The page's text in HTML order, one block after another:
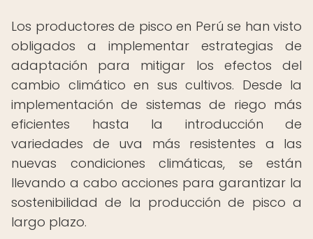
Los productores de pisco en Perú se han visto
obligados a implementar estrategias de
adaptación para mitigar los efectos del
cambio climático en sus cultivos. Desde la
implementación de sistemas de riego más
eficientes hasta la introducción de
variedades de uva más resistentes a las
nuevas condiciones climáticas, se están
llevando a cabo acciones para garantizar la
sostenibilidad de la producción de pisco a
largo plazo.